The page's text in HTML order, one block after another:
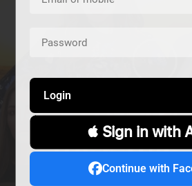
Login
 Sign in with
Continue with
هند خانم
المشردون
ALIVE